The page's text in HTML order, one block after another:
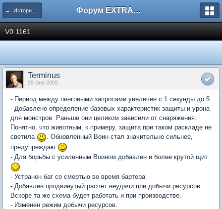
← История версий Форум EXTRACTOR.ru
V0.1161
Terminus
29 Sep 2005
- Период между пинговыми запросами увеличен с 1 секунды до 5.
- Добавлено определение базовых характеристик защиты и урона
для монстров. Раньше они целиком зависили от снаряжения.
Понятно, что животным, к примеру, защита при таком раскладе не
светила
. Обновленный Воин стал значительно сильнее,
предупреждаю
- Для борьбы с усиленным Воином добавлен и более крутой щит
- Устранен баг со смертью во время бартера
- Добавлен продвинутый расчет неудачи при добычи ресурсов.
Вскоре та же схема будет работать и при производстве.
- Изменен режим добычи ресурсов.